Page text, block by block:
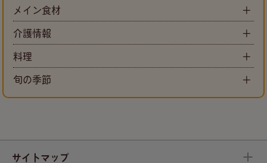
メイン食材
介護情報
料理
旬の季節
サイトマップ